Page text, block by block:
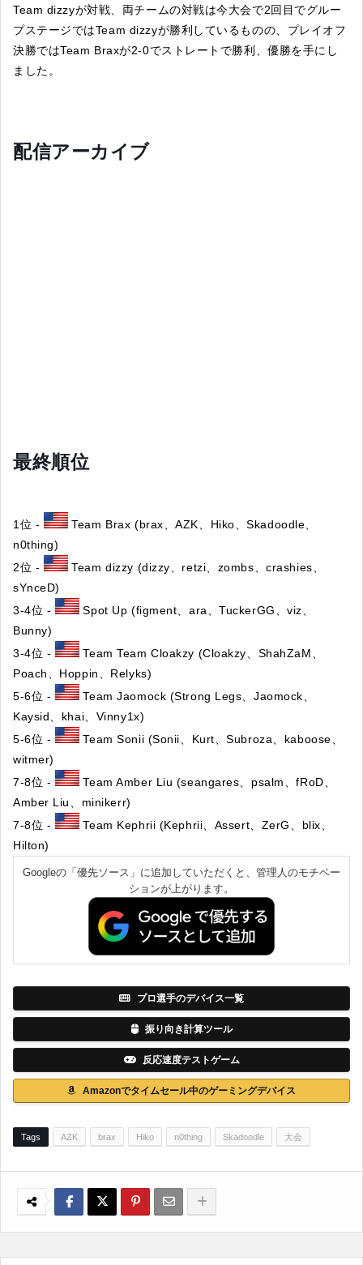
Team dizzyが対戦、両チームの対戦は今大会で2回目でグルー
プステージではTeam dizzyが勝利しているものの、プレイオフ
決勝ではTeam Braxが2-0でストレートで勝利、優勝を手にし
ました。
配信アーカイブ
最終順位
1位 -
Team Brax (brax、AZK、Hiko、Skadoodle、
n0thing)
2位 -
Team dizzy (dizzy、retzi、zombs、crashies、
sYnceD)
3-4位 -
Spot Up (figment、ara、TuckerGG、viz、
Bunny)
3-4位 -
Team Team Cloakzy (Cloakzy、ShahZaM、
Poach、Hoppin、Relyks)
5-6位 -
Team Jaomock (Strong Legs、Jaomock、
Kaysid、khai、Vinny1x)
5-6位 -
Team Sonii (Sonii、Kurt、Subroza、kaboose、
witmer)
7-8位 -
Team Amber Liu (seangares、psalm、fRoD、
Amber Liu、minikerr)
7-8位 -
Team Kephrii (Kephrii、Assert、ZerG、blix、
Hilton)
Googleの「優先ソース」に追加していただくと、管理人のモチベー
ションが上がります。
プロ選手のデバイス一覧
振り向き計算ツール
反応速度テストゲーム
Amazonでタイムセール中のゲーミングデバイス
Tags AZK brax Hiko n0thing Skadoodle 大会